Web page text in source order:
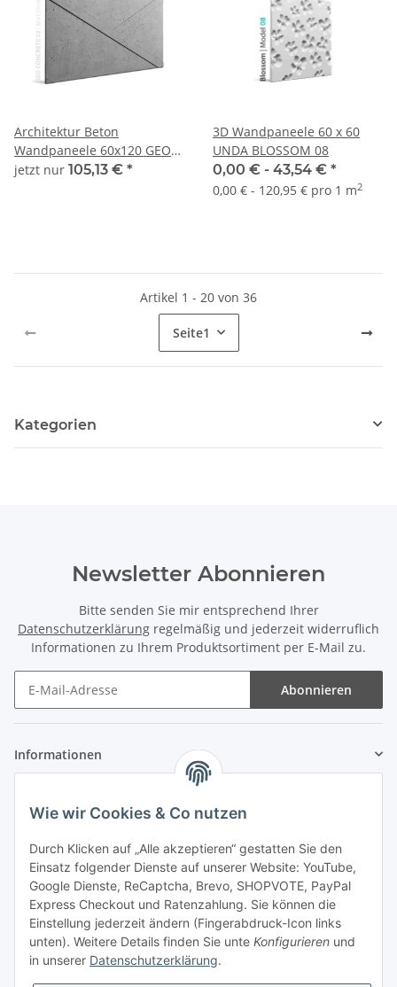
Architektur Beton
Wandpaneele 60x120 GEO
02 Loft Design
jetzt nur 105,13 € *
3D Wandpaneele 60 x 60
UNDA BLOSSOM 08
0,00 € - 43,54 € *
0,00 € - 120,95 € pro 1 m2
Artikel 1 - 20 von 36
Seite1
Kategorien
Newsletter Abonnieren
Bitte senden Sie mir entsprechend Ihrer
Datenschutzerklärung regelmäßig und jederzeit widerruflich
Informationen zu Ihrem Produktsortiment per E-Mail zu.
Abonnieren
Informationen
Zahlung & Versand
Wie wir Cookies & Co nutzen
Durch Klicken auf „Alle akzeptieren“ gestatten Sie den
Einsatz folgender Dienste auf unserer Website: YouTube,
Google Dienste, ReCaptcha, Brevo, SHOPVOTE, PayPal
Express Checkout und Ratenzahlung. Sie können die
Einstellung jederzeit ändern (Fingerabdruck-Icon links
unten). Weitere Details finden Sie unte Konfigurieren und
in unserer Datenschutzerklärung.